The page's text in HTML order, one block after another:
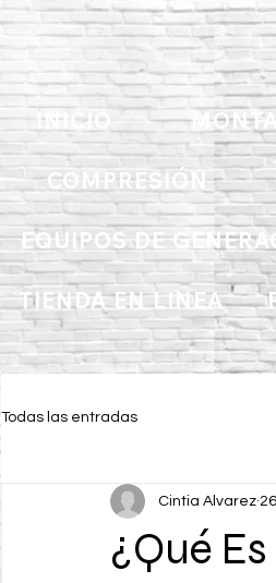
INICIO
COMPRESIÓN
EQUIPOS DE
TIENDA EN LINEA
Todas las entradas
¿Qué
Cintia Alvarez